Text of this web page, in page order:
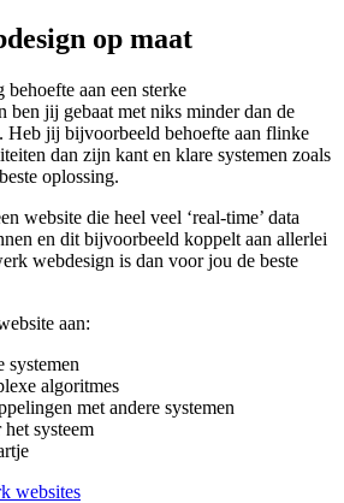
op maat
aan een sterke
ben jij gebaat met niks minder dan de
Heb jij bijvoorbeeld behoefte aan flinke
dan zijn kant en klare systemen zoals
oplossing.
website die heel veel ‘real-time’ data
en dit bijvoorbeeld koppelt aan allerlei
webdesign is dan voor jou de beste
aan:
systemen
algoritmes
met andere systemen
systeem
websites